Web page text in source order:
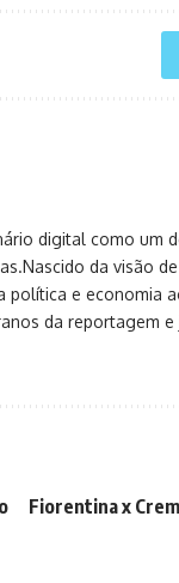
digital como um
da visão
e economia
da reportagem
Fiorentina x